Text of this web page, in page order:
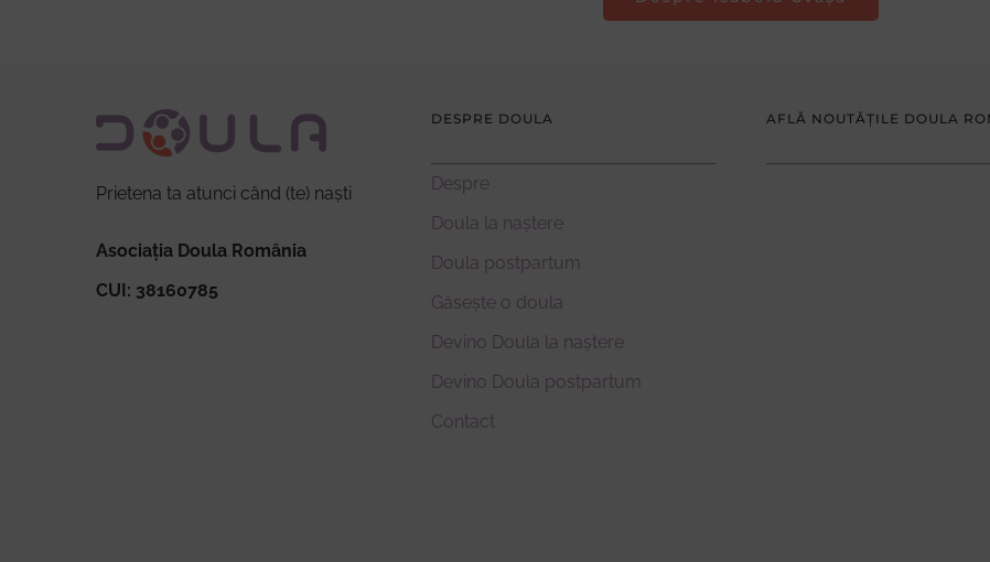
Prietena ta atunci când (te) naști
Asociația Doula România
CUI: 38160785
DESPRE DOULA
Despre
Doula la naștere
Doula postpartum
Găsește o doula
Devino Doula la naștere
Devino Doula postpartum
Contact
AFLĂ NOUTĂȚILE DOULA